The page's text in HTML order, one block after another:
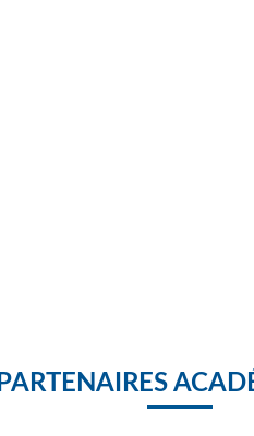
PARTENAIRES